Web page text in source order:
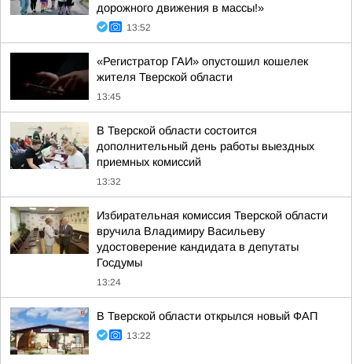
дорожного движения в массы!»
13:52
«Регистратор ГАИ» опустошил кошелек
жителя Тверской области
13:45
В Тверской области состоится
дополнительный день работы выездных
приемных комиссий
13:32
Избирательная комиссия Тверской области
вручила Владимиру Васильеву
удостоверение кандидата в депутаты
Госдумы
13:24
В Тверской области открылся новый ФАП
13:22